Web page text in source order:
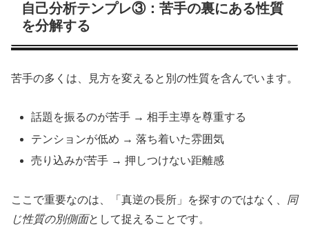
自己分析テンプレ③：苦手の裏にある性質
を分解する
苦手の多くは、見方を変えると別の性質を含んでいます。
話題を振るのが苦手 → 相手主導を尊重する
テンションが低め → 落ち着いた雰囲気
売り込みが苦手 → 押しつけない距離感
ここで重要なのは、「真逆の長所」を探すのではなく、 同
じ性質の別側面として捉えることです。